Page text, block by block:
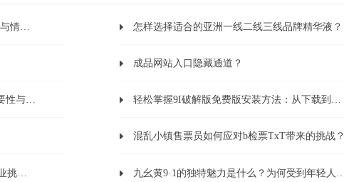
怎样选择适合的亚洲一线二线三线品牌精华液？
成品网站入口隐藏通道？
一起草会与17c：揭示现代社交活动的重要性与未来发展方向 轻松掌握9I破解版免费版安装方法：从下载到破解全解析
混乱小镇售票员如何应对b检票TxT带来的挑战？